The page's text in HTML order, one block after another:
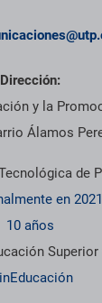
Dirección:
y la
Álamos
de
en
10 años